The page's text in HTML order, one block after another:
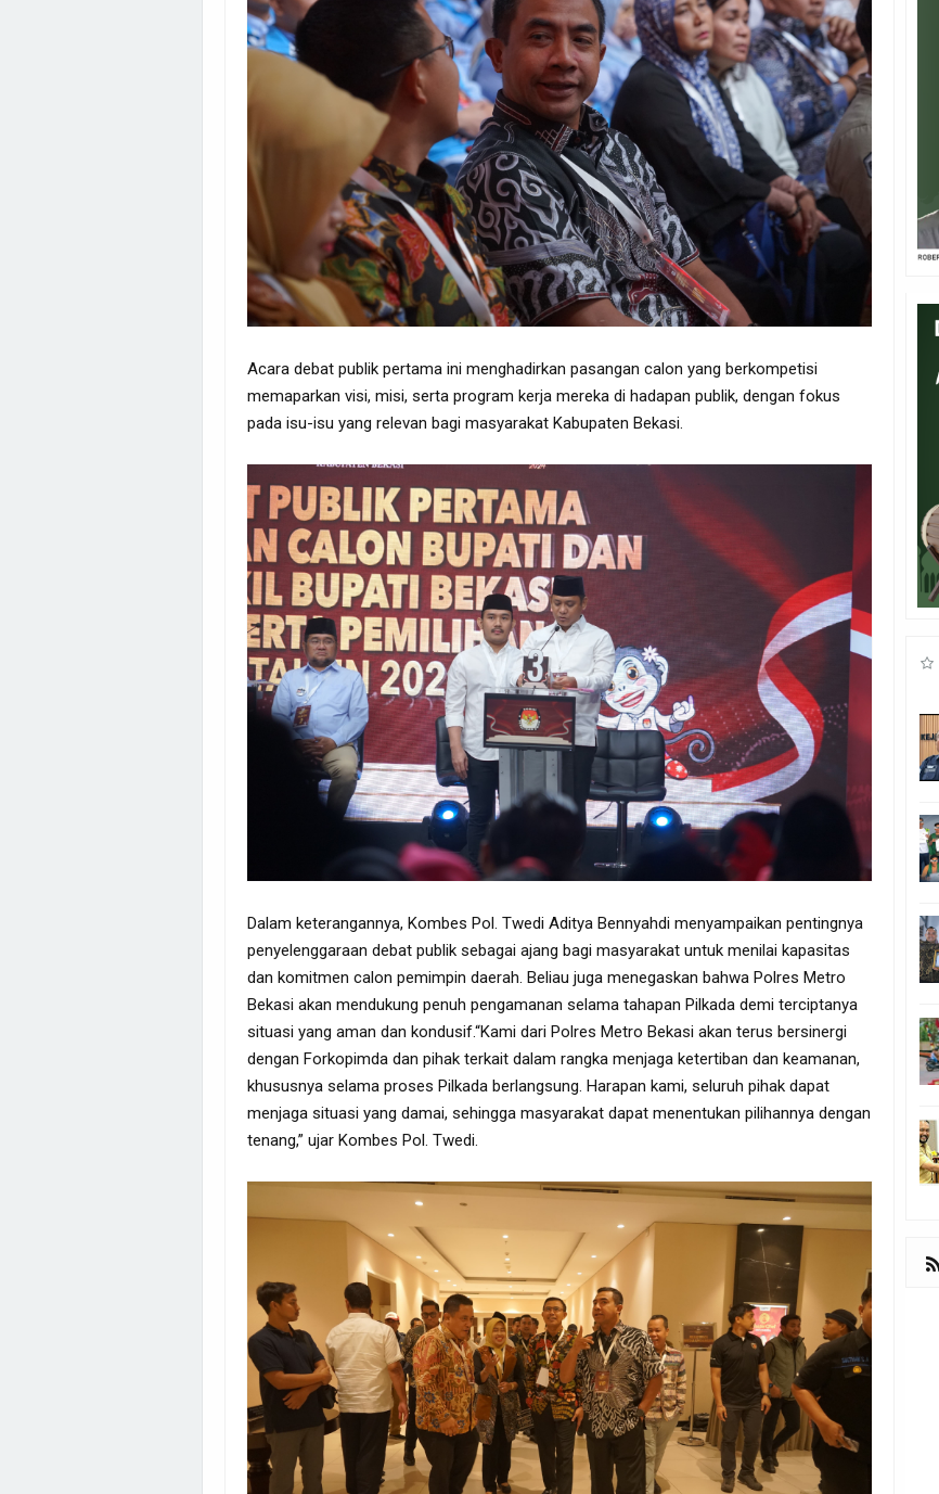
Acara debat publik pertama ini menghadirkan pasangan calon yang berkompetisi
memaparkan visi, misi, serta program kerja mereka di hadapan publik, dengan fokus
pada isu-isu yang relevan bagi masyarakat Kabupaten Bekasi.
Dalam keterangannya, Kombes Pol. Twedi Aditya Bennyahdi menyampaikan pentingnya
penyelenggaraan debat publik sebagai ajang bagi masyarakat untuk menilai kapasitas
dan komitmen calon pemimpin daerah. Beliau juga menegaskan bahwa Polres Metro
Bekasi akan mendukung penuh pengamanan selama tahapan Pilkada demi terciptanya
situasi yang aman dan kondusif.“Kami dari Polres Metro Bekasi akan terus bersinergi
dengan Forkopimda dan pihak terkait dalam rangka menjaga ketertiban dan keamanan,
khususnya selama proses Pilkada berlangsung. Harapan kami, seluruh pihak dapat
menjaga situasi yang damai, sehingga masyarakat dapat menentukan pilihannya dengan
tenang,” ujar Kombes Pol. Twedi.